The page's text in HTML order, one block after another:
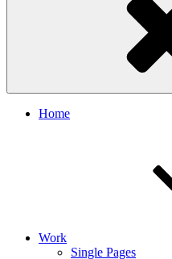
Home
Work
Single Pages